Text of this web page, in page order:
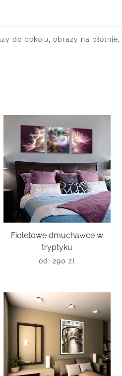
do pokoju, obrazy na płótnie,
Fioletowe dmuchawce w
tryptyku
od: 290zł